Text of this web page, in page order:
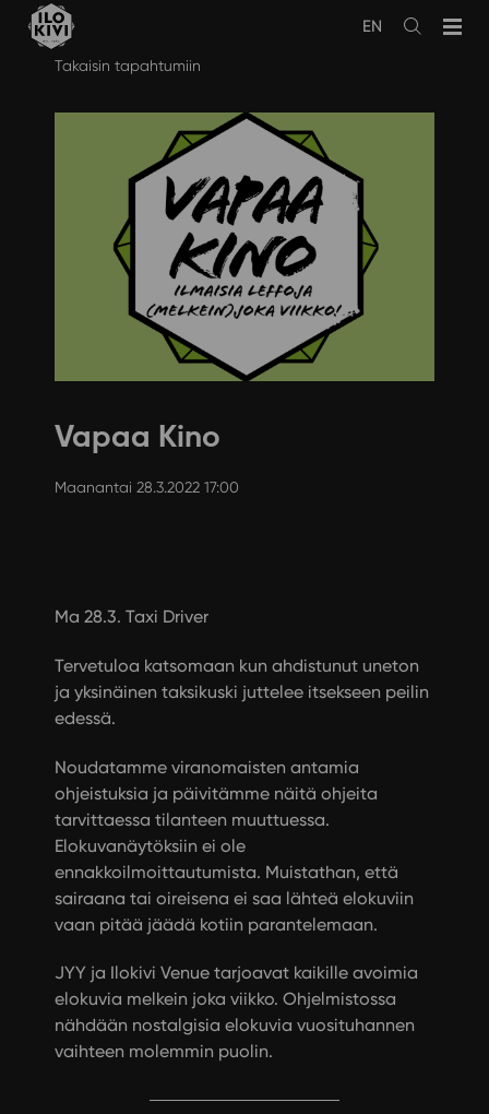
Avaa
EN
Takaisin tapahtumiin
Vapaa Kino
Maanantai 28.3.2022 17:00
Ma 28.3. Taxi Driver
Tervetuloa katsomaan kun ahdistunut uneton
ja yksinäinen taksikuski juttelee itsekseen peilin
edessä.
Noudatamme viranomaisten antamia
ohjeistuksia ja päivitämme näitä ohjeita
tarvittaessa tilanteen muuttuessa.
Elokuvanäytöksiin ei ole
ennakkoilmoittautumista. Muistathan, että
sairaana tai oireisena ei saa lähteä elokuviin
vaan pitää jäädä kotiin parantelemaan.
JYY ja Ilokivi Venue tarjoavat kaikille avoimia
elokuvia melkein joka viikko. Ohjelmistossa
nähdään nostalgisia elokuvia vuosituhannen
vaihteen molemmin puolin.